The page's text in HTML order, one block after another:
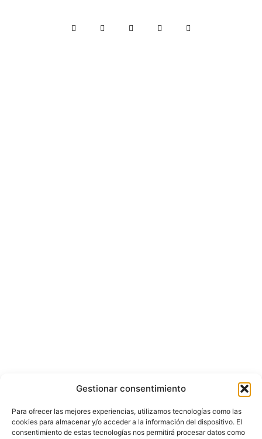
Gestionar consentimiento
Para ofrecer las mejores experiencias, utilizamos tecnologías como las
cookies para almacenar y/o acceder a la información del dispositivo. El
consentimiento de estas tecnologías nos permitirá procesar datos como